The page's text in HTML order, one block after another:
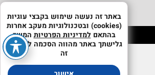
באתר זה נעשה שימוש בקבצי עוגיות
(cookies) ובטכנולוגיות מעקב אחרות
בהתאםלמדיניות הפרטיות המשך
גלישתך באתר מהווה הסכמה לשימוש
זה